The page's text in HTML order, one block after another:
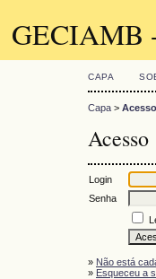
GECIAMB
CAPA
Capa > Acesso
Acesso
Login
Senha
» Não está
» Esqueceu a